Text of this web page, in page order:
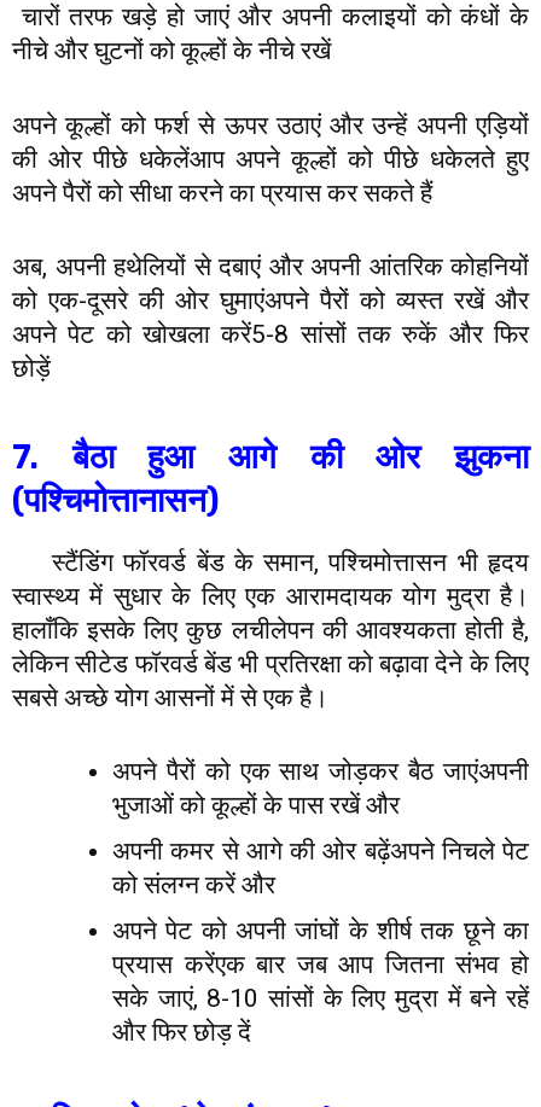
चारों तरफ खड़े हो जाएं और अपनी कलाइयों को कंधों के
नीचे और घुटनों को कूल्हों के नीचे रखें
अपने कूल्हों को फर्श से ऊपर उठाएं और उन्हें अपनी एड़ियों
की ओर पीछे धकेलेंआप अपने कूल्हों को पीछे धकेलते हुए
अपने पैरों को सीधा करने का प्रयास कर सकते हैं
अब, अपनी हथेलियों से दबाएं और अपनी आंतरिक कोहनियों
को एक-दूसरे की ओर घुमाएंअपने पैरों को व्यस्त रखें और
अपने पेट को खोखला करें5-8 सांसों तक रुकें और फिर
छोड़ें
7. बैठा हुआ आगे की ओर झुकना
(पश्चिमोत्तानासन)
स्टैंडिंग फॉरवर्ड बेंड के समान, पश्चिमोत्तासन भी हृदय
स्वास्थ्य में सुधार के लिए एक आरामदायक योग मुद्रा है।
हालाँकि इसके लिए कुछ लचीलेपन की आवश्यकता होती है,
लेकिन सीटेड फॉरवर्ड बेंड भी प्रतिरक्षा को बढ़ावा देने के लिए
सबसे अच्छे योग आसनों में से एक है।
अपने पैरों को एक साथ जोड़कर बैठ जाएंअपनी
भुजाओं को कूल्हों के पास रखें और
अपनी कमर से आगे की ओर बढ़ेंअपने निचले पेट
को संलग्न करें और
अपने पेट को अपनी जांघों के शीर्ष तक छूने का
प्रयास करेंएक बार जब आप जितना संभव हो
सके जाएं, 8-10 सांसों के लिए मुद्रा में बने रहें
और फिर छोड़ दें